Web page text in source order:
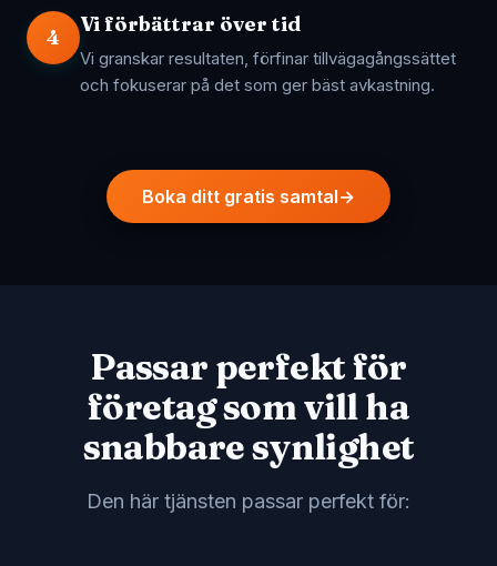
4
Vi förbättrar över tid
Vi granskar resultaten, förfinar tillvägagångssättet
och fokuserar på det som ger bäst avkastning.
Boka ditt gratis samtal
Passar perfekt för
företag som vill ha
snabbare synlighet
Den här tjänsten passar perfekt för: